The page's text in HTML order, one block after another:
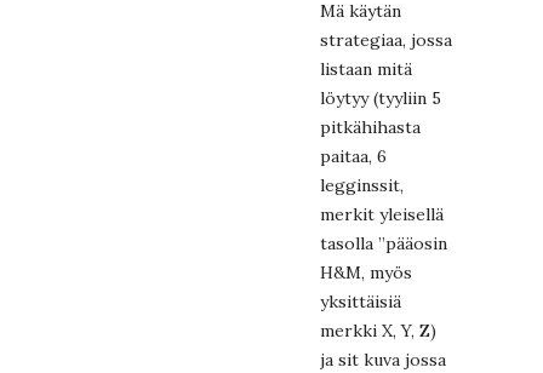
Mä käytän
strategiaa, jossa
listaan mitä
löytyy (tyyliin 5
pitkähihasta
paitaa, 6
legginssit,
merkit yleisellä
tasolla ”pääosin
H&M, myös
yksittäisiä
merkki X, Y, Z)
ja sit kuva jossa